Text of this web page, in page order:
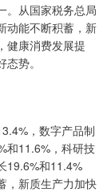
从国家税务总局
动能不断积蓄，新
健康消费发展提
势。
，数字产品制
和11.6%，科研技
19.6%和11.4%
新质生产力加快